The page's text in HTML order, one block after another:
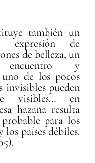
también un
expresión de
de belleza, un
y
de los pocos
invisibles pueden
visibles… en
hazaña resulta
para los
los países débiles.